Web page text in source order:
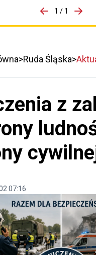
komunikatu
1 / 1
Ruda Śląska
z
07:16